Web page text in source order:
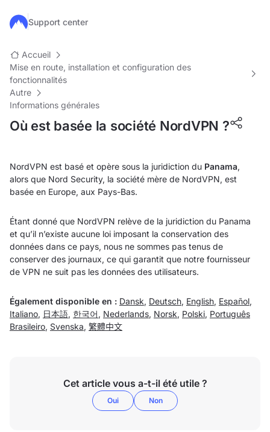
Passer au contenu principal
Support center
Accueil
Mise en route, installation et configuration des
fonctionnalités
Autre
Informations générales
Où est basée la société NordVPN ?
NordVPN est basé et opère sous la juridiction du Panama,
alors que Nord Security, la société mère de NordVPN, est
basée en Europe, aux Pays-Bas.
Étant donné que NordVPN relève de la juridiction du Panama
et qu’il n’existe aucune loi imposant la conservation des
données dans ce pays, nous ne sommes pas tenus de
conserver des journaux, ce qui garantit que notre fournisseur
de VPN ne suit pas les données des utilisateurs.
Également disponible en : Dansk, Deutsch, English, Español,
Italiano, 日本語, 한국어 , Nederlands, Norsk, Polski, Português
Brasileiro, Svenska, 繁體中文
Cet article vous a-t-il été utile ?
Oui Non